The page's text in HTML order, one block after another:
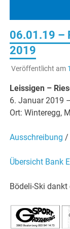
06.01.19 –
2019
Veröffentlicht am
Leissigen –
6. Januar 2019
Ort: Winteregg,
Ausschreibung
Übersicht Bank
Bödeli-Ski dankt